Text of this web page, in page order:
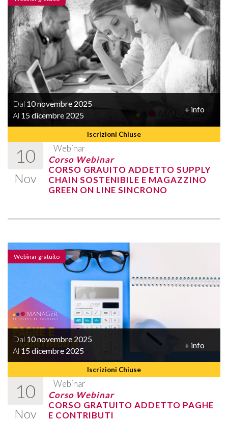
Iscrizioni Chiuse
Dal 10 novembre 2025
Al 15 dicembre 2025
+ info
10
Nov
Webinar
Corso Webinar
CORSO GRAUITO ADDETTO SUPPLY
CHAIN SOSTENIBILE E MAGAZZINO
GREEN ON LINE SINCRONO
Iscrizioni Chiuse
Dal 10 novembre 2025
Al 15 dicembre 2025
+ info
10
Nov
Webinar
Webinar gratuito
Corso Webinar
CORSO GRATUITO ADDETTO PAGHE
E CONTRIBUTI